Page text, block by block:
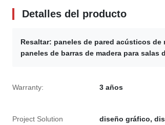
Detalles del producto
Resaltar: paneles de pared acústicos de
paneles de barras de madera para salas
Warranty: 3 años
Project Solution
diseño gráfico,